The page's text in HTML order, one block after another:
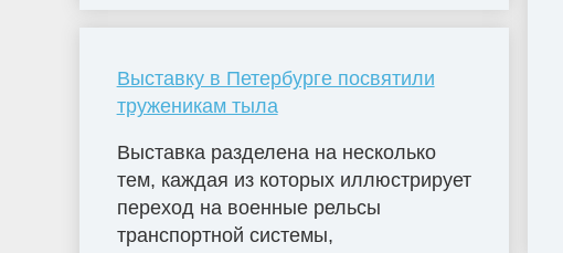
Выставку в Петербурге посвятили
труженикам тыла
Выставка разделена на несколько
тем, каждая из которых иллюстрирует
переход на военные рельсы
транспортной системы,